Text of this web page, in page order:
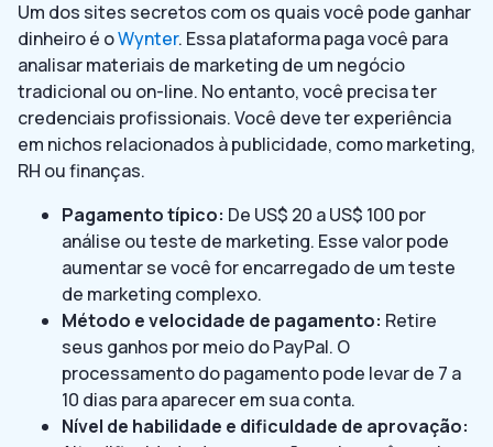
Um dos sites secretos com os quais você pode ganhar
dinheiro é oWynter. Essa plataforma paga você para
analisar materiais de marketing de um negócio
tradicional ou on-line. No entanto, você precisa ter
credenciais profissionais. Você deve ter experiência
em nichos relacionados à publicidade, como marketing,
RH ou finanças.
Pagamento típico: De US$ 20 a US$ 100 por
análise ou teste de marketing. Esse valor pode
aumentar se você for encarregado de um teste
de marketing complexo.
Método e velocidade de pagamento: Retire
seus ganhos por meio do PayPal. O
processamento do pagamento pode levar de 7 a
10 dias para aparecer em sua conta.
Nível de habilidade e dificuldade de aprovação: